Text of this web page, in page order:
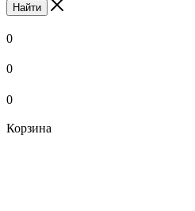
Найти
0
0
0
Корзина